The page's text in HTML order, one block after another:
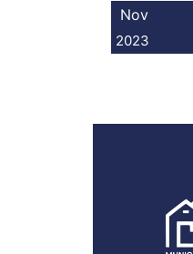
Nov
2023